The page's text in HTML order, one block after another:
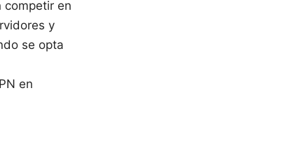
competir en
y
se opta
en